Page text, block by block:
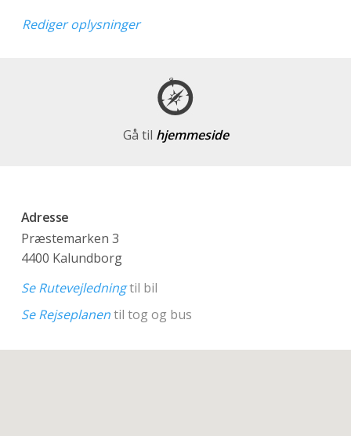
Rediger oplysninger
Gå til hjemmeside
Adresse
Præstemarken 3
4400 Kalundborg
Se Rutevejledningtil bil
Se Rejseplanentil tog og bus